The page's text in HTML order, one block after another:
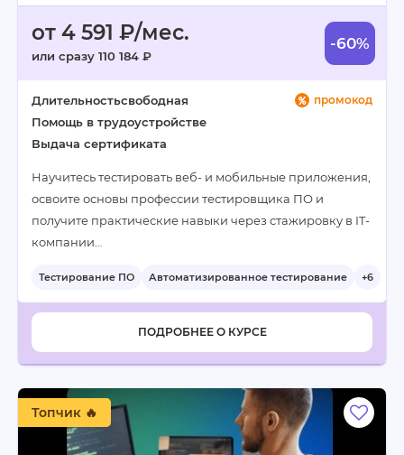
от 4 591 ₽/мес.
или сразу 110 184 ₽
-60%
промокод
Длительностьсвободная
Помощь в трудоустройстве
Выдача сертификата
Научитесь тестировать веб- и мобильные приложения,
освоите основы профессии тестировщика ПО и
получите практические навыки через стажировку в IT-
компании…
Тестирование ПО Автоматизированное тестирование +6
ПОДРОБНЕЕ О КУРСЕ
Топчик 🔥